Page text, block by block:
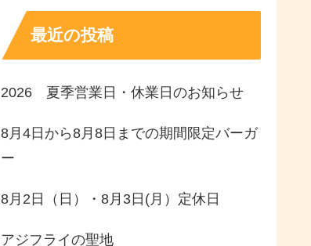
最近の投稿
2026 夏季営業日・休業日のお知らせ
8月4日から8月8日までの期間限定バーガ
ー
8月2日（日）・8月3日(月）定休日
アジフライの聖地